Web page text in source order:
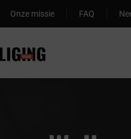
Onze missie FAQ